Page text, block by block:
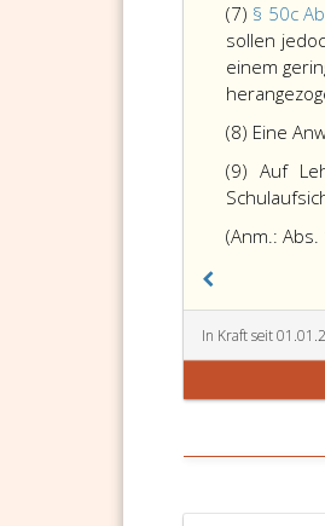
(7) § 50c
sollen
einem
(8) Eine
(9) Auf
(Anm.:
In Kraft seit